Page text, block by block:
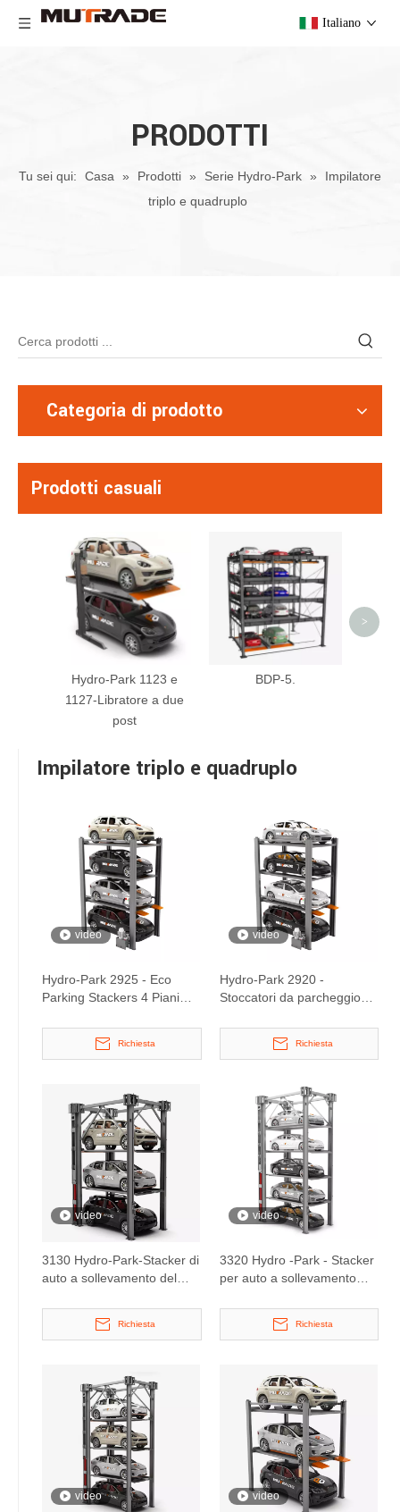
Italiano
PRODOTTI
Tu sei qui: Casa » Prodotti » Serie Hydro-Park »
Impilatore
triplo e quadruplo
Categoria di prodotto
Prodotti casuali
Hydro-Park 1123 e
1127-Libratore a due
post
BDP-5.
>
Impilatore triplo e quadruplo
video
Hydro-Park 2925 - Eco
Parking Stackers 4 Piani
Richiesta
video
Hydro-Park 2920 -
Stoccatori da parcheggio
Richiesta
video
3130 Hydro-Park-Stacker di
auto a sollevamento del
Richiesta
video
3320 Hydro -Park - Stacker
per auto a sollevamento
Richiesta
video video